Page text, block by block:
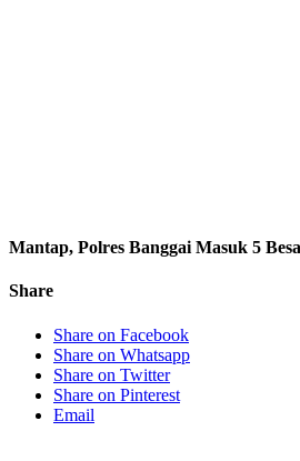
Mantap, Polres Banggai Masuk 5
Share
Share on Facebook
Share on Whatsapp
Share on Twitter
Share on Pinterest
Email